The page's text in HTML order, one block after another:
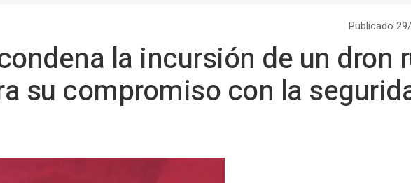
Publicado
la incursión de un dron
su compromiso con la